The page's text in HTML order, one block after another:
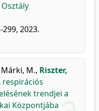
299, 2023.
Márki, M., Riszter,
respirációs
trendjei a
Központjába